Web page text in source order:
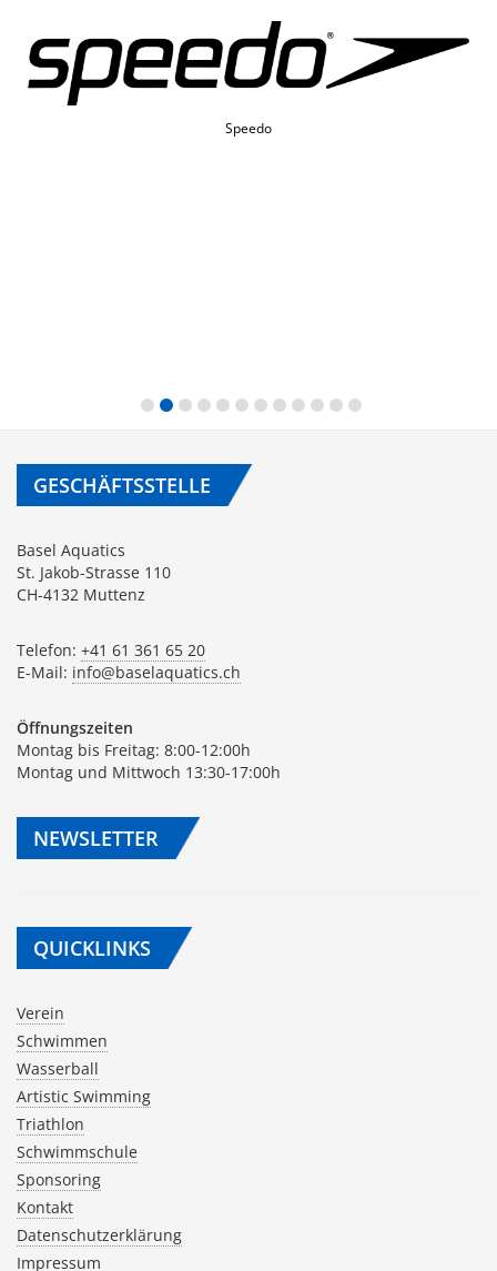
GESCHÄFTSSTELLE
Basel Aquatics
St. Jakob-Strasse 110
CH-4132 Muttenz
Telefon: +41 61 361 65 20
E-Mail: info@baselaquatics.ch
Öffnungszeiten
Montag bis Freitag: 8:00-12:00h
Montag und Mittwoch 13:30-17:00h
NEWSLETTER
QUICKLINKS
Verein
Schwimmen
Wasserball
Artistic Swimming
Triathlon
Schwimmschule
Sponsoring
Kontakt
Datenschutzerklärung
Impressum